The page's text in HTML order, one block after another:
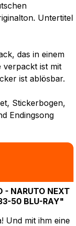
Untertitel
das in einem
verpackt ist mit
ist ablösbar.
Stickerbogen,
Endingsong
- NARUTO NEXT
50 BLU-RAY"
Und mit ihm eine